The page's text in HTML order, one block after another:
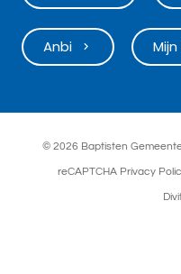
Anbi keyboard_arrow_right Mijn
© 2026 Baptisten Gemeente
reCAPTCHA Privacy